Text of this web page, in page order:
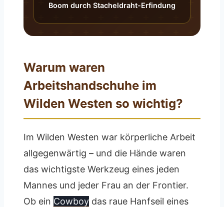
Boom durch Stacheldraht-Erfindung
Warum waren
Arbeitshandschuhe im
Wilden Westen so wichtig?
Im Wilden Westen war körperliche Arbeit
allgegenwärtig – und die Hände waren
das wichtigste Werkzeug eines jeden
Mannes und jeder Frau an der Frontier.
Ob ein Cowboy das raue Hanfseil eines